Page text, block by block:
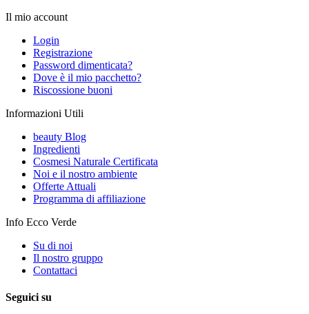
Il mio account
Login
Registrazione
Password dimenticata?
Dove è il mio pacchetto?
Riscossione buoni
Informazioni Utili
beauty Blog
Ingredienti
Cosmesi Naturale Certificata
Noi e il nostro ambiente
Offerte Attuali
Programma di affiliazione
Info Ecco Verde
Su di noi
Il nostro gruppo
Contattaci
Seguici su